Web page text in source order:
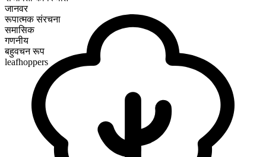
जानवर
रूपात्मक संरचना
समासिक
गणनीय
बहुवचन रूप
leafhoppers